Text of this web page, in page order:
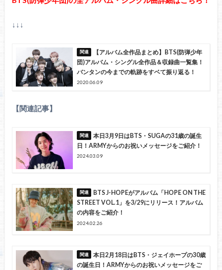
↓↓↓
【アルバム全作品まとめ】BTS(防弾少年
団)アルバム・シングル全作品＆収録曲一覧集！
バンタンの今までの軌跡をすベて振り返る！
2020.06.09
【関連記事】
本日3月9日はBTS・SUGAの31歳の誕生
日！ARMYからのお祝いメッセージをご紹介！
2024.03.09
BTS J-HOPEがアルバム「HOPE ON THE
STREET VOL.1」を3/29にリリース！アルバム
の内容をご紹介！
2024.02.26
本日2月18日はBTS・ジェイホープの30歳
の誕生日！ARMYからのお祝いメッセージをご